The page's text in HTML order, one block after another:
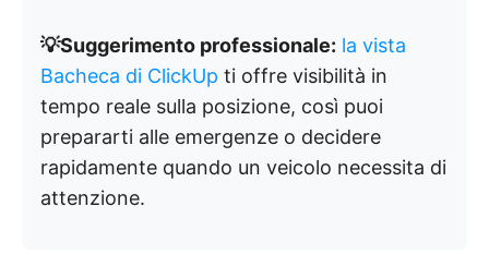
💡Suggerimento professionale: la vista
Bacheca di ClickUp ti offre visibilità in
tempo reale sulla posizione, così puoi
prepararti alle emergenze o decidere
rapidamente quando un veicolo necessita di
attenzione.